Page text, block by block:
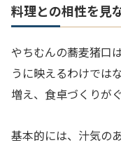
料理との相性を見
やちむんの蕎麦猪口
うに映えるわけでは
増え、食卓づくりが
基本的には、汁気の